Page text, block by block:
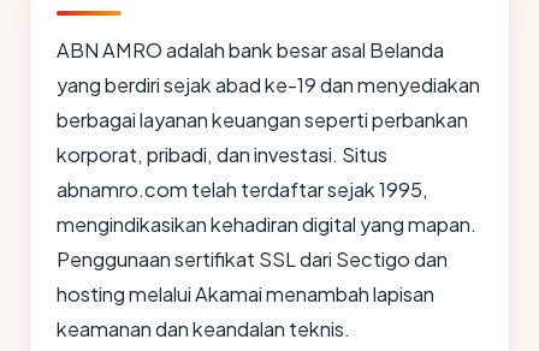
ABN AMRO adalah bank besar asal Belanda
yang berdiri sejak abad ke-19 dan menyediakan
berbagai layanan keuangan seperti perbankan
korporat, pribadi, dan investasi. Situs
abnamro.com telah terdaftar sejak 1995,
mengindikasikan kehadiran digital yang mapan.
Penggunaan sertifikat SSL dari Sectigo dan
hosting melalui Akamai menambah lapisan
keamanan dan keandalan teknis.